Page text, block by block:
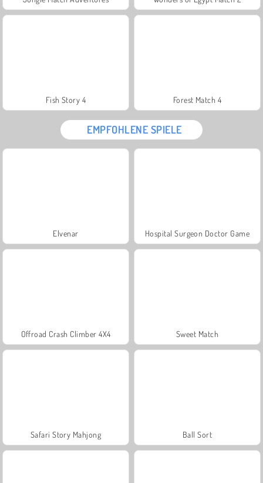
Fish Story 4 Forest Match 4
EMPFOHLENE SPIELE
Elvenar Hospital Surgeon Doctor Game
Offroad Crash Climber 4X4 Sweet Match
Safari Story Mahjong Ball Sort